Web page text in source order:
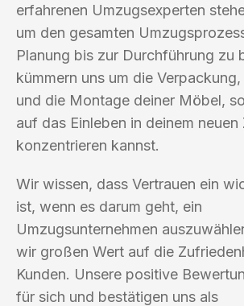
erfahrenen Umzugsexperten
um den gesamten
Planung bis zur Durchführung zu
kümmern uns um die
und die Montage deiner Möbel,
auf das Einleben in deinem neuen
konzentrieren kannst.
Wir wissen, dass Vertrauen ein
ist, wenn es darum geht, ein
Umzugsunternehmen
wir großen Wert auf die
Kunden. Unsere positive
für sich und bestätigen uns als